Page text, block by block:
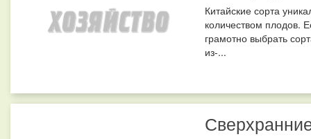
Китайские сорта
количеством плодов.
грамотно выбрать
из-...